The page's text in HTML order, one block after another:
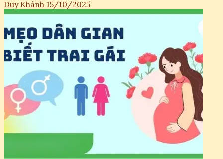
Duy Khánh 15/10/2025